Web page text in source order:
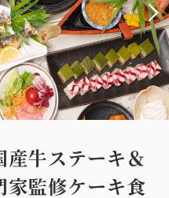
産牛ステーキ＆
家監修ケーキ食